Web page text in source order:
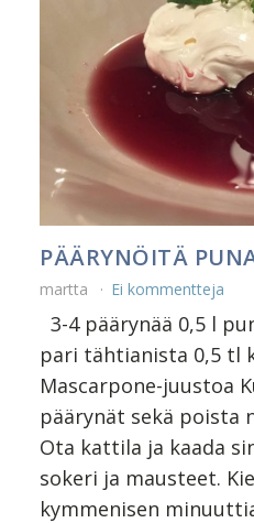
PÄÄRYNÖITÄ
martta Ei kommentteja
3-4 päärynää 0,5 l
pari tähtianista 0,5 tl
Mascarpone-juustoa
päärynät sekä poista
Ota kattila ja kaada
sokeri ja mausteet.
kymmenisen